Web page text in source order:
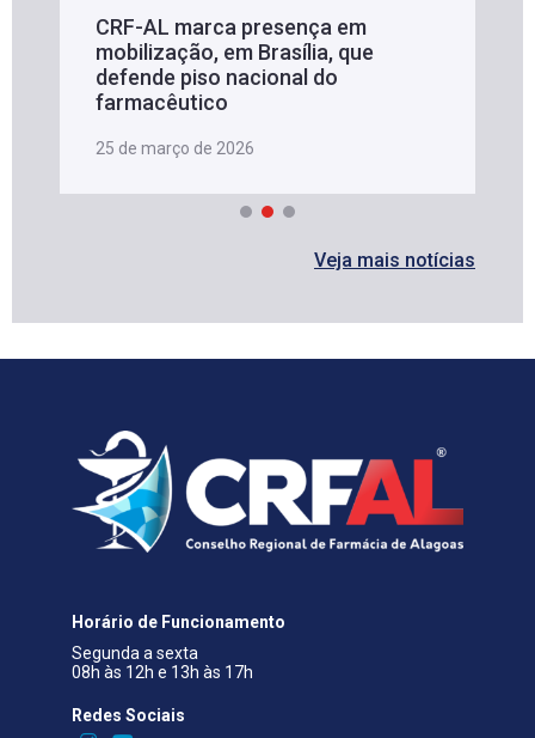
CRF-AL marca presença em
mobilização, em Brasília, que
defende piso nacional do
farmacêutico
25 de março de 2026
Veja mais notícias
Horário de Funcionamento
Segunda a sexta
08h às 12h e 13h às 17h
Redes Sociais​